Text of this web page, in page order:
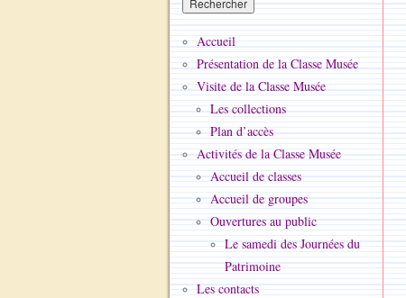
Accueil
Présentation de la Classe Musée
Visite de la Classe Musée
Les collections
Plan d’accès
Activités de la Classe Musée
Accueil de classes
Accueil de groupes
Ouvertures au public
Le samedi des Journées du
Patrimoine
Les contacts